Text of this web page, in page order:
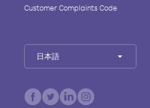
Customer Complaints Code
日本語